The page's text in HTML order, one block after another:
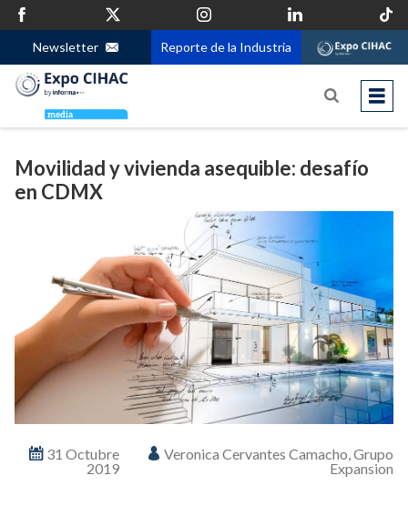
Newsletter Reporte de la Industria
Movilidad y vivienda asequible: desafío
en CDMX
31 Octubre
2019
Veronica Cervantes Camacho, Grupo
Expansion